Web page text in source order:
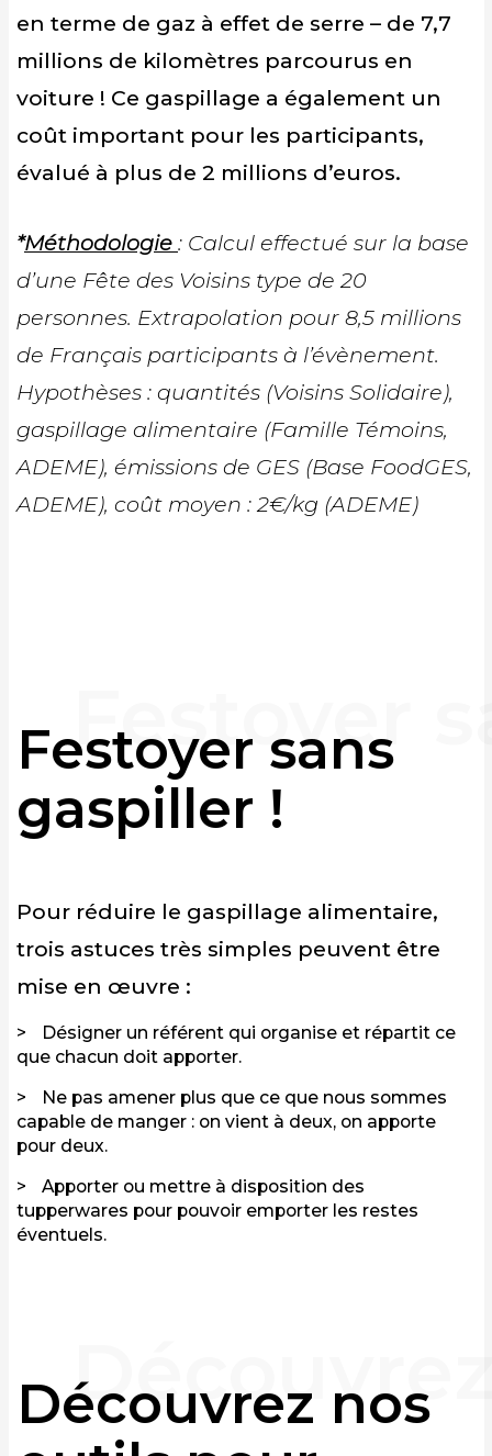
en terme de gaz à effet de serre – de 7,7
millions de kilomètres parcourus en
voiture ! Ce gaspillage a également un
coût important pour les participants,
évalué à plus de 2 millions d’euros.
*Méthodologie : Calcul effectué sur la base
d’une Fête des Voisins type de 20
personnes. Extrapolation pour 8,5 millions
de Français participants à l’évènement.
Hypothèses : quantités (Voisins Solidaire),
gaspillage alimentaire (Famille Témoins,
ADEME), émissions de GES (Base FoodGES,
ADEME), coût moyen : 2€/kg (ADEME)
Festoyer sans
gaspiller !
Pour réduire le gaspillage alimentaire,
trois astuces très simples peuvent être
mise en œuvre :
Désigner un référent qui organise et répartit ce
que chacun doit apporter.
Ne pas amener plus que ce que nous sommes
capable de manger : on vient à deux, on apporte
pour deux.
Apporter ou mettre à disposition des
tupperwares pour pouvoir emporter les restes
éventuels.
Découvrez nos